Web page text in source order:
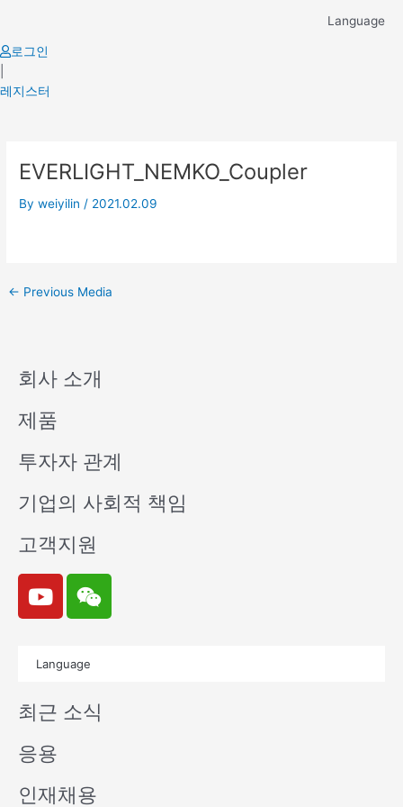
content
Language
로그인
레지스터
EVERLIGHT_NEMKO_Coupler
Byweiyilin / 2021.02.09
navigation
← Previous Media
회사 소개
제품
투자자 관계
기업의 사회적 책임
고객지원
Y
o
u
e
W
e
i
n
Language
최근 소식
응용
인재채용